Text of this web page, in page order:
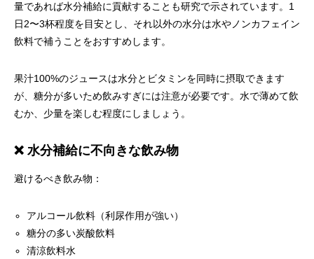
量であれば水分補給に貢献することも研究で示されています。1
日2〜3杯程度を目安とし、それ以外の水分は水やノンカフェイン
飲料で補うことをおすすめします。
果汁100%のジュースは水分とビタミンを同時に摂取できます
が、糖分が多いため飲みすぎには注意が必要です。水で薄めて飲
むか、少量を楽しむ程度にしましょう。
❌ 水分補給に不向きな飲み物
避けるべき飲み物：
アルコール飲料（利尿作用が強い）
糖分の多い炭酸飲料
清涼飲料水